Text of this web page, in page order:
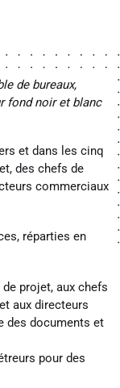
et dans les cinq
des chefs de
commerciaux
réparties en
projet, aux chefs
aux directeurs
des documents et
pour des